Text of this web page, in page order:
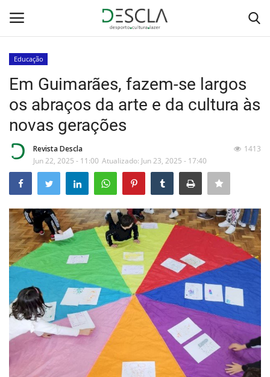
Home
Desporto
Sobre Nós
Educação
Estatuto Editorial
Saúde
Ficha técnica
Educação
Em Guimarães, fazem-se largos
os abraços da arte e da cultura às
novas gerações
Revista Descla
Jun 22, 2025 - 11:00 Atualizado: Jun 23, 2025 - 17:40
1413